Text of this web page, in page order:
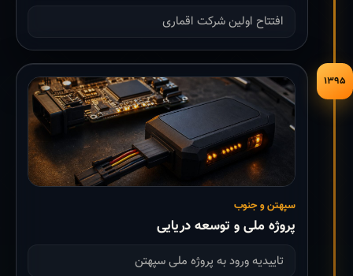
افتتاح اولین شرکت اقماری
۱۳۹۵
سپهتن و جنوب
پروژه ملی و توسعه دریایی
تاییدیه ورود به پروژه ملی سپهتن